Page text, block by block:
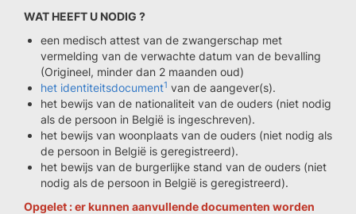
WAT HEEFT U NODIG ?
een medisch attest van de zwangerschap met
vermelding van de verwachte datum van de bevalling
(Origineel, minder dan 2 maanden oud)
het identiteitsdocument1 van de aangever(s).
het bewijs van de nationaliteit van de ouders (niet nodig
als de persoon in België is ingeschreven).
het bewijs van woonplaats van de ouders (niet nodig als
de persoon in België is geregistreerd).
het bewijs van de burgerlijke stand van de ouders (niet
nodig als de persoon in België is geregistreerd).
Opgelet : er kunnen aanvullende documenten worden